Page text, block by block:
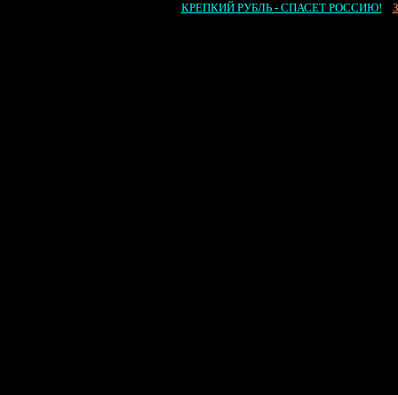
КРЕПКИЙ РУБЛЬ - СПАСЕТ РОССИЮ!